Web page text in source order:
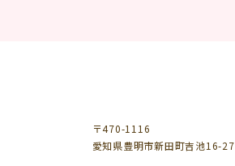
〒470-1116
愛知県豊明市新田町吉池16-27